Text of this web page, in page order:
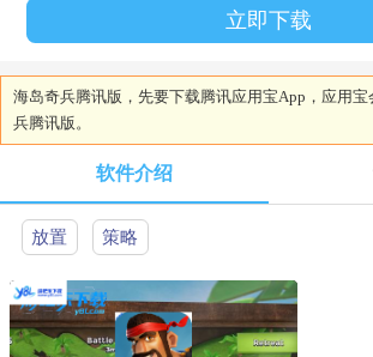
立即下载
海岛奇兵腾讯版，先要下载腾讯应用宝App，应用
兵腾讯版。
软件介绍
放置 策略